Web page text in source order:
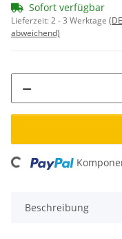
Sofort verfügbar
Lieferzeit:2 - 3 Werktage
abweichend)
Beschreibung